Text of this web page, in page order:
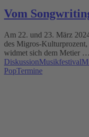
Vom
Am 22. und 23. März
des Migros-
widmet sich dem Metier …
DiskussionMusikfestival
PopTermine